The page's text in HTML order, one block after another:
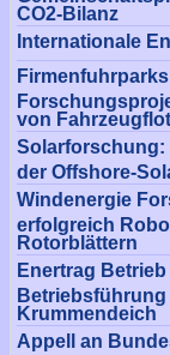
CO2-Bilanz
Internationale
von
Solarforschung:
der Offshore-
Windenergie
erfolgreich
Rotorblättern
Enertrag
Krummendeich
Appell an